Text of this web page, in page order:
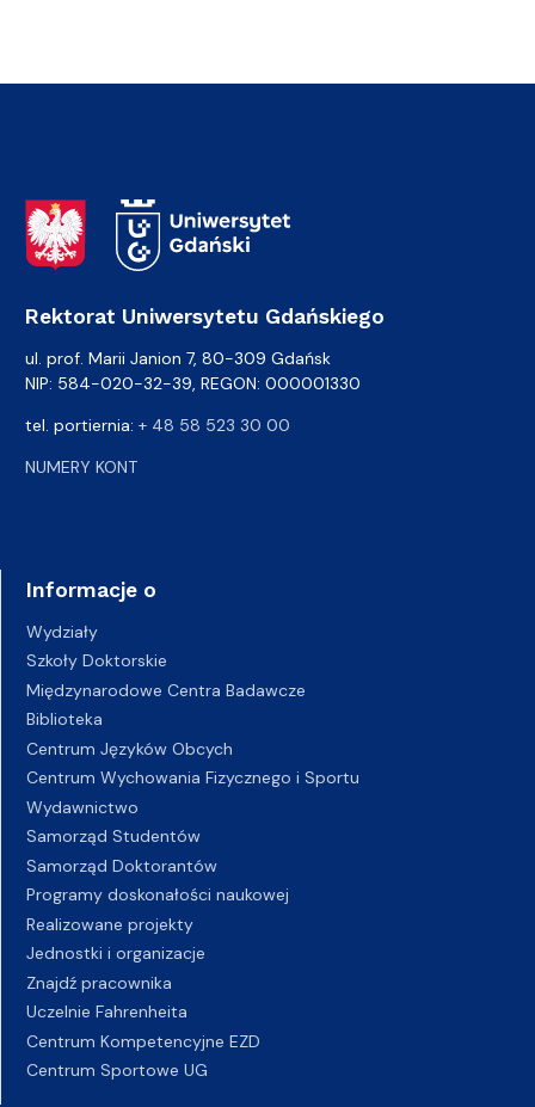
Adres Rektoratu
Rektorat Uniwersytetu Gdańskiego
ul. prof. Marii Janion 7, 80-309 Gdańsk
NIP: 584-020-32-39, REGON: 000001330
tel. portiernia: + 48 58 523 30 00
NUMERY KONT
Informacje o
Wydziały
Szkoły Doktorskie
Międzynarodowe Centra Badawcze
Biblioteka
Centrum Języków Obcych
Centrum Wychowania Fizycznego i Sportu
Wydawnictwo
Samorząd Studentów
Samorząd Doktorantów
Programy doskonałości naukowej
Realizowane projekty
Jednostki i organizacje
Znajdź pracownika
Uczelnie Fahrenheita
Centrum Kompetencyjne EZD
Centrum Sportowe UG